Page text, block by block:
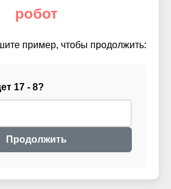
робот
пример, чтобы продолжить:
17 - 8?
Продолжить